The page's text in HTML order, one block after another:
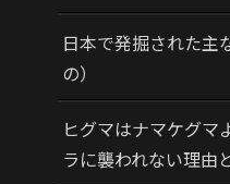
日本で発掘された主
の）
ヒグマはナマケグマ
ラに襲われない理由